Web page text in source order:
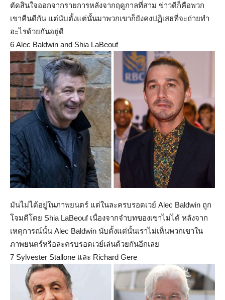
ตัดสินใจออกจากรายการหลังจากฤดูกาลที่สาม ข่าวดีก็คือพวก
เขาคืนดีกัน แต่นับตั้งแต่นั้นมาพวกเขาก็ยังคงปฏิเสธที่จะถ่ายทำ
อะไรด้วยกันอยู่ดี
6 Alec Baldwin and Shia LaBeouf
มันไม่ได้อยู่ในภาพยนตร์ แต่ในละครบรอดเวย์ Alec Baldwin ถูก
โจมตีโดย Shia LaBeouf เนื่องจากจำบทของเขาไม่ได้ หลังจาก
เหตุการณ์นั้น Alec Baldwin นับตั้งแต่นั้นเราไม่เห็นพวกเขาใน
ภาพยนตร์หรือละครบรอดเวย์เล่นด้วยกันอีกเลย
7 Sylvester Stallone และ Richard Gere